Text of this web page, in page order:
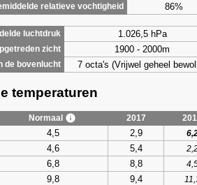
relatieve vochtigheid 86%
luchtdruk 1.026,5 hPa
zicht 1900 - 2000m
de bovenlucht 7 octa's (Vrijwel geheel
temperaturen
Normaal 2017
4,5 2,9
4,6 5,4
6,8 8,8
9,8 9,4